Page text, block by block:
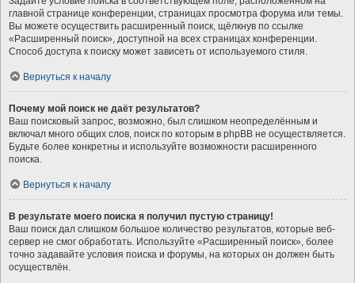
главной странице конференции, страницах просмотра форума или темы.
Вы можете осуществить расширенный поиск, щёлкнув по ссылке
«Расширенный поиск», доступной на всех страницах конференции.
Способ доступа к поиску может зависеть от используемого стиля.
Вернуться к началу
Почему мой поиск не даёт результатов?
Ваш поисковый запрос, возможно, был слишком неопределённым и
включал много общих слов, поиск по которым в phpBB не осуществляется.
Будьте более конкретны и используйте возможности расширенного
поиска.
Вернуться к началу
В результате моего поиска я получил пустую страницу!
Ваш поиск дал слишком большое количество результатов, которые веб-
сервер не смог обработать. Используйте «Расширенный поиск», более
точно задавайте условия поиска и форумы, на которых он должен быть
осуществлён.